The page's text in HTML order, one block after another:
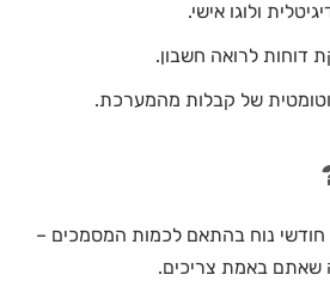
ולוגו אישי.
דוחות לרואה חשבון.
של קבלות מהמערכת.
נוח בהתאם לכמות המסמכים –
באמת צריכים.